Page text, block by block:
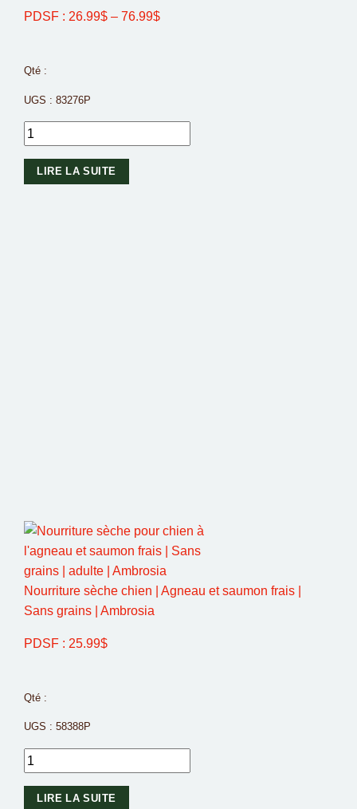
PDSF : 26.99$ – 76.99$
Qté :
UGS : 83276P
LIRE LA SUITE
Nourriture sèche chien | Agneau et saumon frais |
Sans grains | Ambrosia
PDSF : 25.99$
Qté :
UGS : 58388P
LIRE LA SUITE